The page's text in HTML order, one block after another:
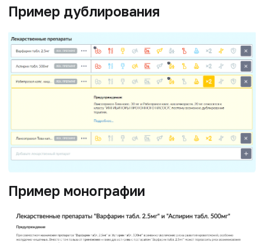
Пример дублирования
Пример монографии